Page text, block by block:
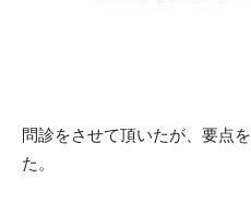
問診をさせて頂いたが、要点
た。